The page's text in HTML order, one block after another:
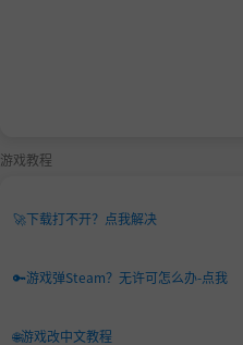
男主
角色
角色卡-AI少女
游戏教程
🚀下载打不开？点我解决
🔑游戏弹Steam？无许可怎么办-点我
🌐游戏改中文教程